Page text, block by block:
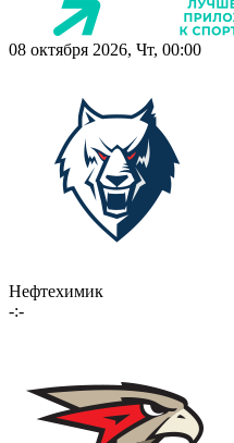
08 октября 2026, Чт, 00:00
Нефтехимик
-:-